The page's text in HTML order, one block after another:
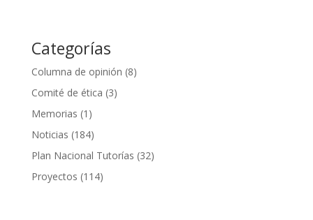
Categorías
Columna de opinión (8)
Comité de ética (3)
Memorias (1)
Noticias (184)
Plan Nacional Tutorías (32)
Proyectos (114)